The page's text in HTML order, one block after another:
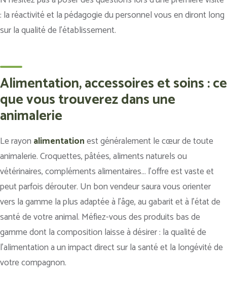
: la réactivité et la pédagogie du personnel vous en diront long
sur la qualité de l’établissement.
Alimentation, accessoires et soins : ce
que vous trouverez dans une
animalerie
Le rayon alimentationest généralement le cœur de toute
animalerie. Croquettes, pâtées, aliments naturels ou
vétérinaires, compléments alimentaires… l’offre est vaste et
peut parfois dérouter. Un bon vendeur saura vous orienter
vers la gamme la plus adaptée à l’âge, au gabarit et à l’état de
santé de votre animal. Méfiez-vous des produits bas de
gamme dont la composition laisse à désirer : la qualité de
l’alimentation a un impact direct sur la santé et la longévité de
votre compagnon.